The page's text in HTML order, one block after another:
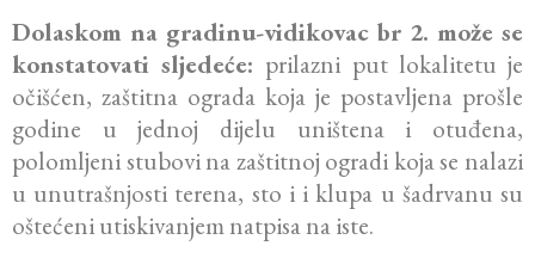
Dolaskom na gradinu-vidikovac br 2. može se
konstatovati sljedeće: prilazni put lokalitetu je
očišćen, zaštitna ograda koja je postavljena prošle
godine u jednoj dijelu uništena i otuđena,
polomljeni stubovi na zaštitnoj ogradi koja se nalazi
u unutrašnjosti terena, sto i i klupa u šadrvanu su
oštećeni utiskivanjem natpisa na iste.